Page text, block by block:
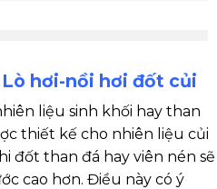
hơi-nồi hơi đốt củi
liệu sinh khối hay than
thiết kế cho nhiên liệu củi
đốt than đá hay viên nén sẽ
cao hơn. Điều này có ý